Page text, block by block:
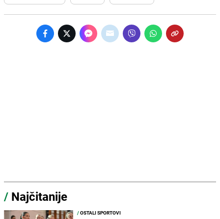
/ Najčitanije
/OSTALI SPORTOVI